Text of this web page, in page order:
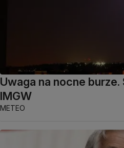
Uwaga na nocne
IMGW
METEO